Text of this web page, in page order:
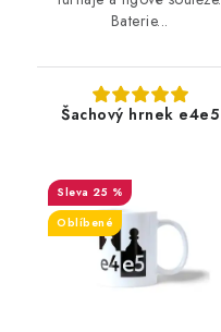
Baterie...
Šachový hrnek e4e5
25 %
Oblíbené